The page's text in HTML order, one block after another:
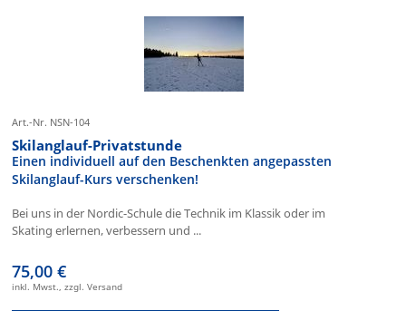
Art.-Nr. NSN-104
Skilanglauf-Privatstunde
Einen individuell auf den Beschenkten angepassten
Skilanglauf-Kurs verschenken!
Bei uns in der Nordic-Schule die Technik im Klassik oder im
Skating erlernen, verbessern und ...
75,00 €
inkl. Mwst., zzgl. Versand